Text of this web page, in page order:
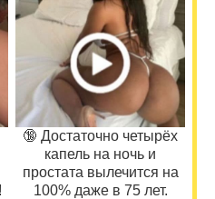
🔞 Достаточно четырёх
капель на ночь и
простата вылечится на
100% даже в 75 лет.